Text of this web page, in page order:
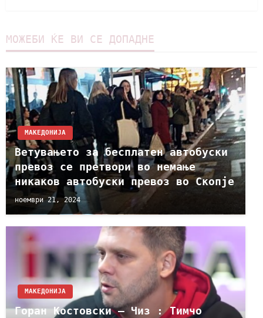
МОЖЕБИ ЌЕ ВИ СЕ ДОПАДНЕ
МАКЕДОНИЈА
Ветувањето за бесплатен автобуски
превоз се претвори во немање
никаков автобуски превоз во Скопје
ноември 21, 2024
МАКЕДОНИЈА
Горан Костовски – Чиз : Тимчо